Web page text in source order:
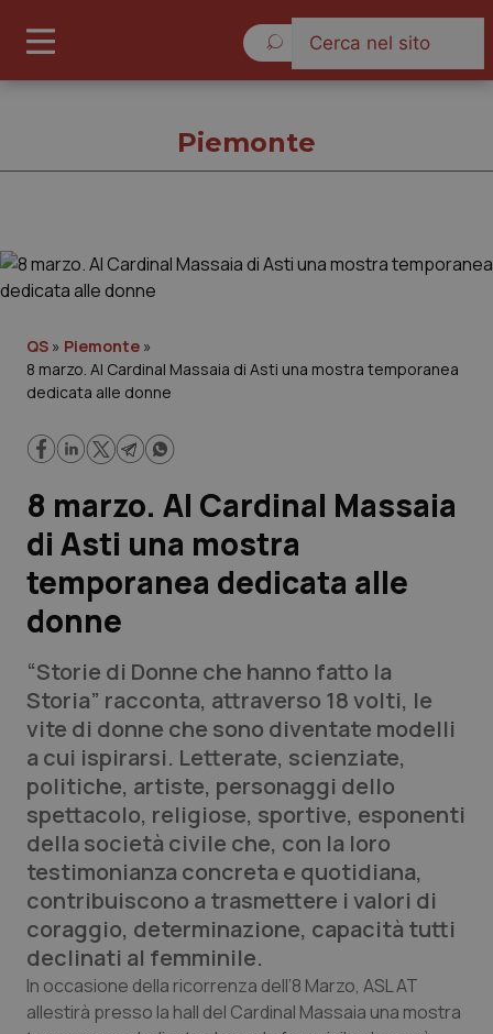
Governo e Parlamento
Regioni e Asl
Lavoro e Professioni
Scienza e Farmaci
Studi e Analisi
Lettere al direttore
Edizioni Regionali
QS Pro
Professionisti Sanitari.AI
Abruzzo
Basilicata
Calabria
QS Pro Gold
Artrite & artrosi
Asma & BPCO
QS Club Newsletter
Piemonte
QS » Piemonte »
8 marzo. Al Cardinal Massaia di Asti una mostra temporanea
dedicata alle donne
8 marzo. Al Cardinal Massaia
di Asti una mostra
temporanea dedicata alle
donne
“Storie di Donne che hanno fatto la
Storia” racconta, attraverso 18 volti, le
vite di donne che sono diventate modelli
a cui ispirarsi. Letterate, scienziate,
politiche, artiste, personaggi dello
spettacolo, religiose, sportive, esponenti
della società civile che, con la loro
testimonianza concreta e quotidiana,
contribuiscono a trasmettere i valori di
coraggio, determinazione, capacità tutti
declinati al femminile.
In occasione della ricorrenza dell’8 Marzo, ASL AT
allestirà presso la hall del Cardinal Massaia una mostra